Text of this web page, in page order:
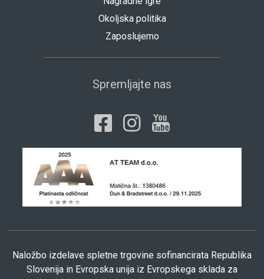
Okoljska politika
Zaposlujemo
Spremljajte nas
Naložbo izdelave spletne trgovine sofinancirata Republika
Slovenija in Evropska unija iz Evropskega sklada za